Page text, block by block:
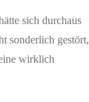
sich durchaus
sonderlich gestört,
wirklich